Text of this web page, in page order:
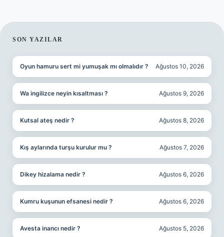
SIDEBAR
SON YAZILAR
Oyun hamuru sert mi yumuşak mı olmalıdır ? Ağustos 10, 2026
Wa ingilizce neyin kısaltması ? Ağustos 9, 2026
Kutsal ateş nedir ? Ağustos 8, 2026
Kış aylarında turşu kurulur mu ? Ağustos 7, 2026
Dikey hizalama nedir ? Ağustos 6, 2026
Kumru kuşunun efsanesi nedir ? Ağustos 6, 2026
Avesta inancı nedir ? Ağustos 5, 2026